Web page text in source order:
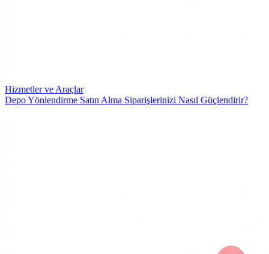
Hizmetler ve Araçlar
Depo Yönlendirme Satın Alma Siparişlerinizi Nasıl Güçlendirir?